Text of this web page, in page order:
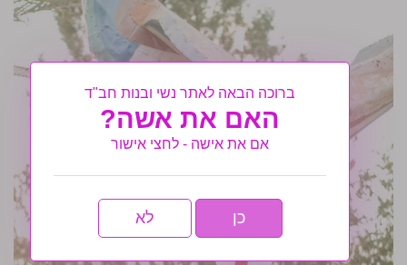
ברוכה הבאה לאתר נשי ובנות חב"ד
האם את אשה?
אם את אישה - לחצי אישור
כן לא